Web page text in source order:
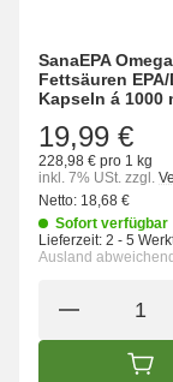
SanaEPA
Fettsäuren EPA/
Kapseln á 1000
19,99 €
228,98 € pro 1 kg
inkl. 7% USt. zzgl.
Netto: 18,68 €
Sofort verfügbar
Lieferzeit: 2 - 5
Ausland
IN